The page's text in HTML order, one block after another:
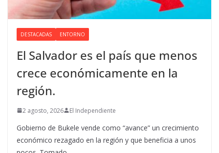
DESTACADAS ENTORNO
El Salvador es el país que menos
crece económicamente en la
región.
2 agosto, 2026 El Independiente
Gobierno de Bukele vende como “avance” un crecimiento
económico rezagado en la región y que beneficia a unos